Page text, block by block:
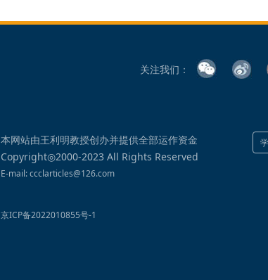
关注我们：
本网站由王利明教授创办并提供全部运作资金
Copyright◎2000-2023 All Rights Reserved
E-mail: ccclarticles@126.com
京ICP备2022010855号-1